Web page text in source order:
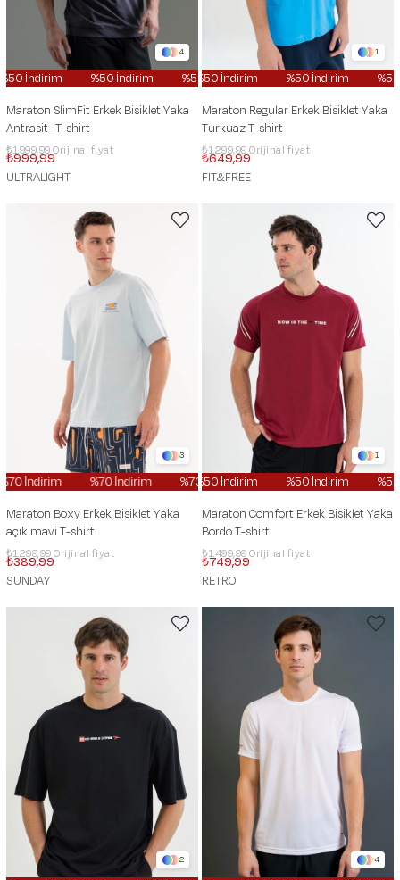
4
İndirim %50 İndirim %50 İndirim %50 İndirim
%50
Maraton SlimFit Erkek Bisiklet Yaka
Antrasit- T-shirt
₺999,99
₺1.999,99
ULTRALIGHT
1
%50 İndirim %50 İndirim
%50
Maraton Regular Erkek Bisiklet Yaka
Turkuaz T-shirt
₺649,99
₺1.299,99
FIT&FREE
3
İndirim %70 İndirim %70 İndirim %70 İndirim
%70
Maraton Boxy Erkek Bisiklet Yaka
açık mavi T-shirt
₺389,99
₺1.299,99
SUNDAY
1
%50 İndirim %50 İndirim
%50
Maraton Comfort Erkek Bisiklet Yaka
Bordo T-shirt
₺749,99
₺1.499,99
RETRO
2 4